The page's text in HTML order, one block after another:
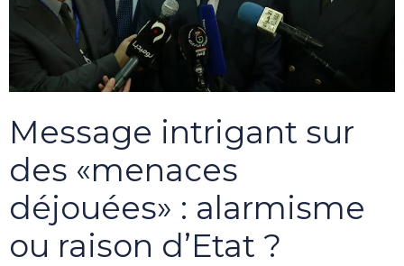
Message intrigant sur
des «menaces
déjouées» : alarmisme
ou raison d’Etat ?